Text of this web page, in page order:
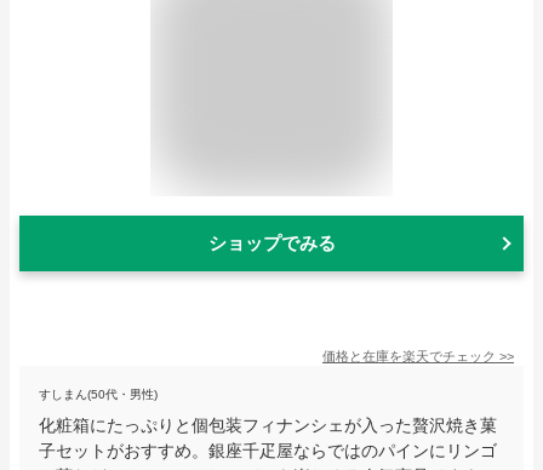
ショップでみる
価格と在庫を楽天でチェック >>
すしまん(50代・男性)
化粧箱にたっぷりと個包装フィナンシェが入った贅沢焼き菓
子セットがおすすめ。銀座千疋屋ならではのパインにリンゴ